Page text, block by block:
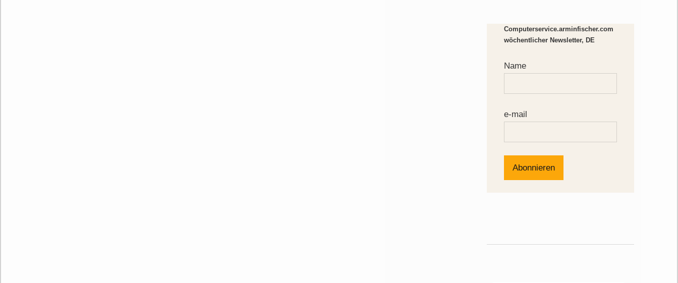
Computerservice.arminfischer.com
wöchentlicher Newsletter, DE
Name
e-mail